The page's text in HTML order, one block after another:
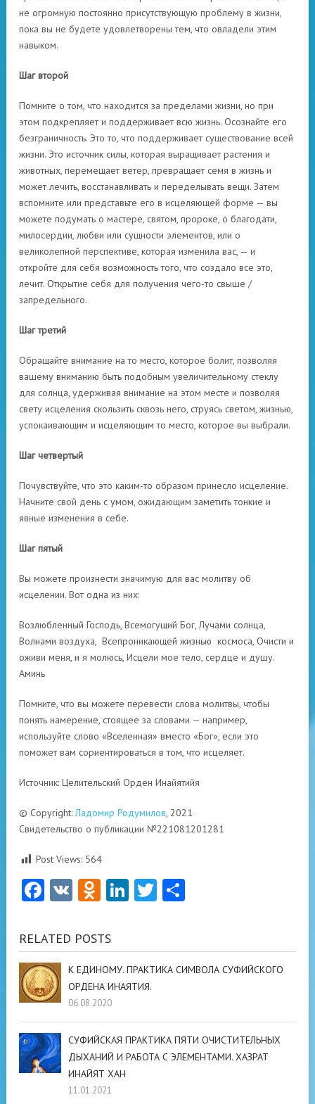
не огромную постоянно присутствующую проблему в жизни,
пока вы не будете удовлетворены тем, что овладели этим
навыком.
Шаг второй
Помните о том, что находится за пределами жизни, но при
этом подкрепляет и поддерживает всю жизнь. Осознайте его
безграничность. Это то, что поддерживает существование всей
жизни. Это источник силы, которая выращивает растения и
животных, перемещает ветер, превращает семя в жизнь и
может лечить, восстанавливать и переделывать вещи. Затем
вспомните или представьте его в исцеляющей форме — вы
можете подумать о мастере, святом, пророке, о благодати,
милосердии, любви или сущности элементов, или о
великолепной перспективе, которая изменила вас, — и
откройте для себя возможность того, что создало все это,
лечит. Открытие себя для получения чего-то свыше /
запредельного.
Шаг третий
Обращайте внимание на то место, которое болит, позволяя
вашему вниманию быть подобным увеличительному стеклу
для солнца, удерживая внимание на этом месте и позволяя
свету исцеления скользить сквозь него, струясь светом, жизнью,
успокаивающим и исцеляющим то место, которое вы выбрали.
Шаг четвертый
Почувствуйте, что это каким-то образом принесло исцеление.
Начните свой день с умом, ожидающим заметить тонкие и
явные изменения в себе.
Шаг пятый
Вы можете произнести значимую для вас молитву об
исцелении. Вот одна из них:
Возлюбленный Господь, Всемогущий Бог, Лучами солнца,
Волнами воздуха, Всепроникающей жизнью космоса, Очисти и
оживи меня, и я молюсь, Исцели мое тело, сердце и душу.
Аминь
Помните, что вы можете перевести слова молитвы, чтобы
понять намерение, стоящее за словами — например,
используйте слово «Вселенная» вместо «Бог», если это
поможет вам сориентироваться в том, что исцеляет.
Источник: Целительский Орден Инайятийя
© Copyright:Ладомир Родумилов, 2021
Свидетельство о публикации №221081201281
Post Views: 564
Facebook
VK Odnoklassniki
LinkedIn
Twitter
RELATED POSTS
К ЕДИНОМУ. ПРАКТИКА СИМВОЛА СУФИЙСКОГО
ОРДЕНА ИНАЯТИЯ.
06.08.2020
СУФИЙСКАЯ ПРАКТИКА ПЯТИ ОЧИСТИТЕЛЬНЫХ
ДЫХАНИЙ И РАБОТА С ЭЛЕМЕНТАМИ. ХАЗРАТ
ИНАЙЯТ ХАН
11.01.2021